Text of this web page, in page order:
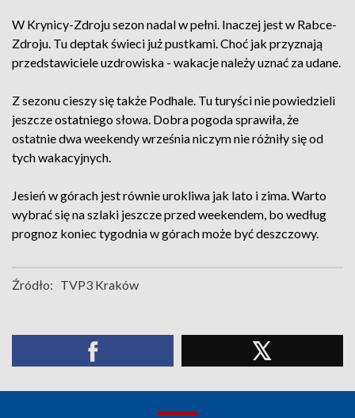
W Krynicy-Zdroju sezon nadal w pełni. Inaczej jest w Rabce-
Zdroju. Tu deptak świeci już pustkami. Choć jak przyznają
przedstawiciele uzdrowiska - wakacje należy uznać za udane.
Z sezonu cieszy się także Podhale. Tu turyści nie powiedzieli
jeszcze ostatniego słowa. Dobra pogoda sprawiła, że
ostatnie dwa weekendy września niczym nie różniły się od
tych wakacyjnych.
Jesień w górach jest równie urokliwa jak lato i zima. Warto
wybrać się na szlaki jeszcze przed weekendem, bo według
prognoz koniec tygodnia w górach może być deszczowy.
Źródło: TVP3 Kraków